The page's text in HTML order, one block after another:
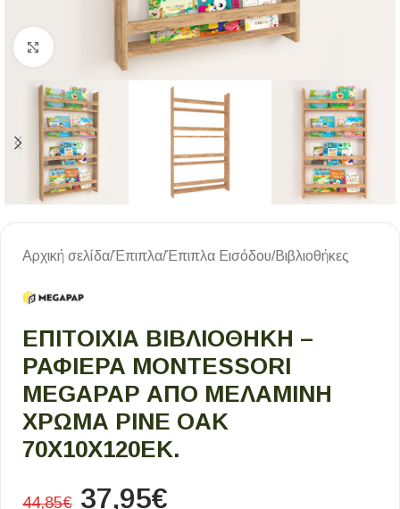
Κλικ για μεγέθυνση
Αρχική σελίδα/Έπιπλα/Έπιπλα Εισόδου/Βιβλιοθήκες
ΕΠΙΤΟΊΧΙΑ ΒΙΒΛΙΟΘΉΚΗ –
ΡΑΦΙΈΡΑ MONTESSORI
MEGAPAP ΑΠΌ ΜΕΛΑΜΊΝΗ
ΧΡΏΜΑ PINE OAK
70X10X120ΕΚ.
44,85€ 37,95€